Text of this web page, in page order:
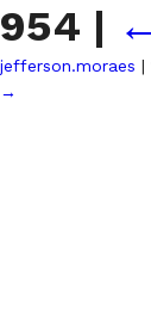
954 | ←
jefferson.moraes |
→